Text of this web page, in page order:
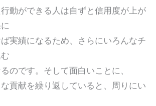
ができる人は自ずと信用度が上が
績になるため、さらにいろんなチ
す。そして面白いことに、
繰り返していると、周りにい